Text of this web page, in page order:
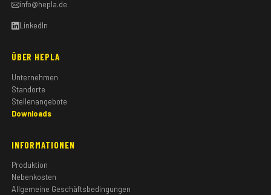
info@hepla.de
LinkedIn
ÜBER HEPLA
Unternehmen
Standorte
Stellenangebote
Downloads
INFORMATIONEN
Produktion
Nebenkosten
Allgemeine Geschäftsbedingungen